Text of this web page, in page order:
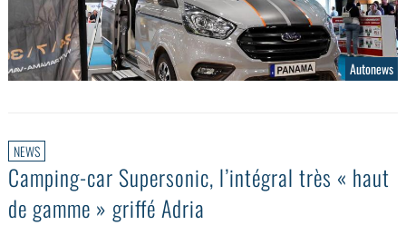
Autonews
NEWS
Camping-car Supersonic, l’intégral très « haut
de gamme » griffé Adria